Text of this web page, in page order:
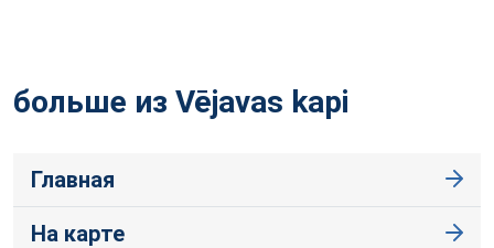
больше из Vējavas kapi
Главная
На карте